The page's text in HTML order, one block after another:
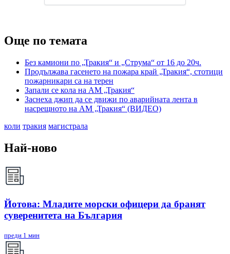
Още по темата
Без камиони по „Тракия“ и „Струма“ от 16 до 20ч.
Продължава гасенето на пожара край „Тракия“, стотици
пожарникари са на терен
Запали се кола на АМ „Тракия“
Заснеха джип да се движи по аварийната лента в
насрещното на АМ „Тракия“ (ВИДЕО)
коли тракия магистрала
Най-ново
Йотова: Младите морски офицери да бранят
суверенитета на България
преди 1 мин